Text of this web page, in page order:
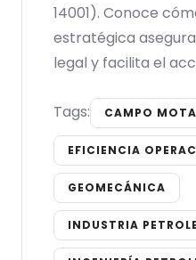
14001). Conoce
estratégica
legal y facilita el
Tags: CAMPO
EFICIENCIA
GEOMECÁNICA
INDUSTRIA